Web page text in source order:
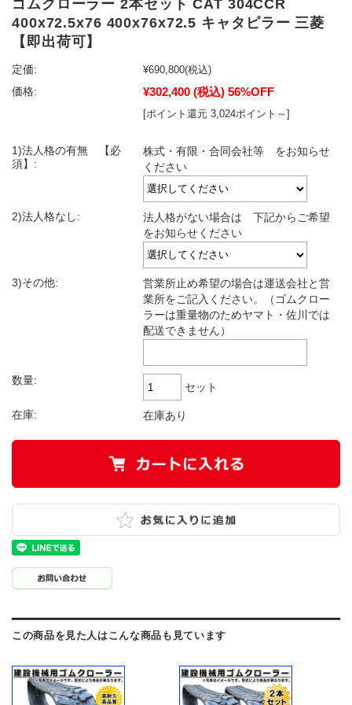
ゴムクローラー 2本セット CAT 304CCR
400x72.5x76 400x76x72.5 キャタピラー 三菱
【即出荷可】
定価: ¥690,800(税込)
価格:
¥302,400 (税込) 56%OFF
[ポイント還元 3,024ポイント～]
1)法人格の有無 【必
須】:
株式・有限・合同会社等 をお知らせ
ください
2)法人格なし:
法人格がない場合は 下記からご希望
をお知らせください
3)その他:
営業所止め希望の場合は運送会社と営
業所をご記入ください。（ゴムクロー
ラーは重量物のためヤマト・佐川では
配送できません）
数量:
セット
在庫: 在庫あり
この商品を見た人はこんな商品も見ています